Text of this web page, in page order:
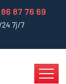
87 76 69
7j/7